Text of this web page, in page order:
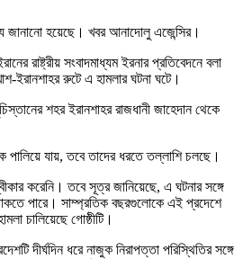
জানানো হয়েছে। খবর আনাদোলু এজেন্সির।
রাষ্ট্রীয় সংবাদমাধ্যম ইরনার প্রতিবেদনে বলা
ইরানশাহর রুটে এ হামলার ঘটনা ঘটে।
শহর ইরানশাহর রাজধানী জাহেদান থেকে
পালিয়ে যায়, তবে তাদের ধরতে তল্লাশি চলছে।
করেনি। তবে সূত্র জানিয়েছে, এ ঘটনার সঙ্গে
পারে। সাম্প্রতিক বছরগুলোকে এই প্রদেশে
চালিয়েছে গোষ্ঠীটি।
দীর্ঘদিন ধরে নাজুক নিরাপত্তা পরিস্থিতির সঙ্গে